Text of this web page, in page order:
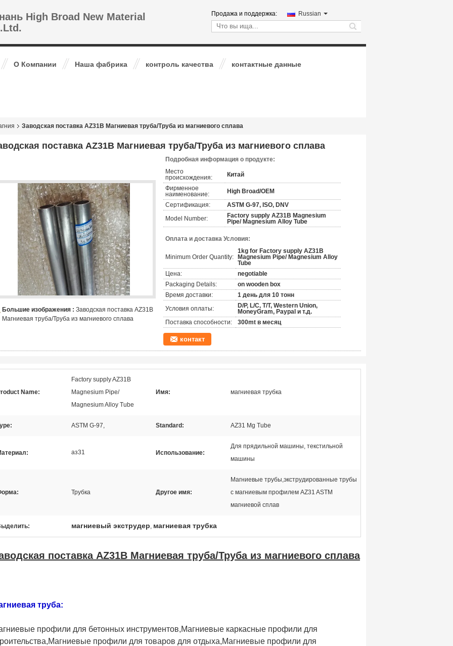
High Broad New Material
Продажа и поддержка: Russian
search
О Компании Наша фабрика контроль качества контактные данные
Заводская поставка AZ31B Магниевая труба/Труба из магниевого сплава
поставка AZ31B Магниевая труба/Труба из магниевого сплава
Большие изображения : Заводская поставка AZ31B
Магниевая труба/Труба из магниевого сплава
Подробная информация о продукте:
Место
происхождения:
Китай
Фирменное
наименование:
High Broad/OEM
Сертификация:
ASTM G-97, ISO, DNV
Model Number:
Factory supply AZ31B Magnesium
Pipe/ Magnesium Alloy Tube
Оплата и доставка Условия:
Minimum Order Quantity:
1kg for Factory supply AZ31B
Magnesium Pipe/ Magnesium Alloy
Tube
Цена:
negotiable
Packaging Details:
on wooden box
Время доставки:
1 день для 10 тонн
Условия оплаты:
D/P, L/C, T/T, Western Union,
MoneyGram, Paypal и т.д.
Поставка способности:
300mt в месяц
контакт
Name:
Factory supply AZ31B
Magnesium Pipe/
Magnesium Alloy Tube
Имя: магниевая трубка
ASTM G-97, Standard: AZ31 Mg Tube
аз31 Использование:
Для прядильной машины, текстильной
машины
Трубка Другое имя:
Магниевые трубы,экструдированные трубы
с магниевым профилем AZ31 ASTM
магниевой сплав
магниевый экструдер, магниевая трубка
поставка AZ31B Магниевая труба/Труба из магниевого сплава
труба:
профили для бетонных инструментов,Магниевые каркасные профили для
профили для товаров для отдыха,Магниевые профили для